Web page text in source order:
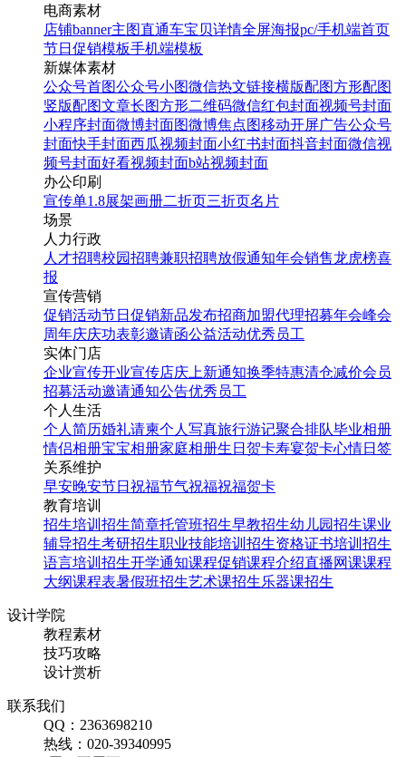
电商素材
店铺banner主图直通车宝贝详情全屏海报pc/手机端首页
节日促销模板手机端模板
新媒体素材
公众号首图公众号小图微信热文链接横版配图方形配图
竖版配图文章长图方形二维码微信红包封面视频号封面
小程序封面微博封面图微博焦点图移动开屏广告公众号
封面快手封面西瓜视频封面小红书封面抖音封面微信视
频号封面好看视频封面b站视频封面
办公印刷
宣传单1.8展架画册二折页三折页名片
场景
人力行政
人才招聘校园招聘兼职招聘放假通知年会销售龙虎榜喜
报
宣传营销
促销活动节日促销新品发布招商加盟代理招募年会峰会
周年庆庆功表彰邀请函公益活动优秀员工
实体门店
企业宣传开业宣传店庆 上新通知换季特惠清仓减价会员
招募活动邀请通知公告优秀员工
个人生活
个人简历婚礼请柬个人写真旅行游记聚合排队毕业相册
情侣相册宝宝相册家庭相册生日贺卡寿宴贺卡心情日签
关系维护
早安晚安节日祝福节气祝福祝福贺卡
教育培训
招生培训 招生简章托管班招生早教招生幼儿园招生课业
辅导招生考研招生职业技能培训招生资格证书培训招生
语言培训招生开学通知课程促销课程介绍直播网课课程
大纲课程表暑假班招生艺术课招生乐器课招生
设计学院
教程素材
技巧攻略
设计赏析
联系我们
QQ：2363698210
热线：020-39340995